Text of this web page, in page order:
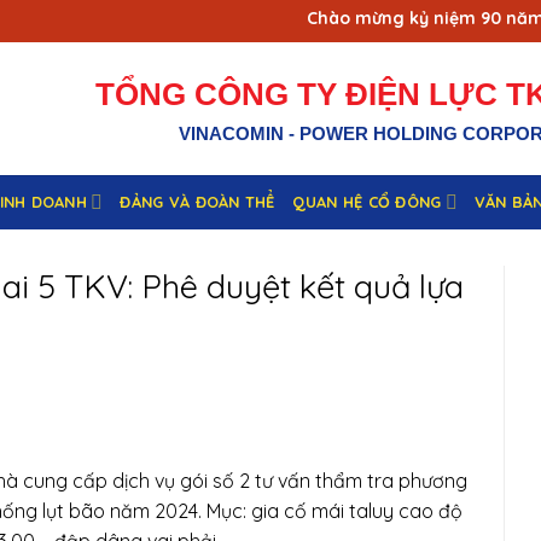
Chào mừng kỷ niệm 90 năm
TỔNG CÔNG TY ĐIỆN LỰC
VINACOMIN - POWER HOLDING
DOANH ĐẢNG VÀ ĐOÀN THỂ QUAN HỆ CỔ ĐÔNG VĂN
5 TKV: Phê duyệt kết quả lựa
cung cấp dịch vụ gói số 2 tư vấn thẩm tra phương
lụt bão năm 2024. Mục: gia cố mái taluy cao độ